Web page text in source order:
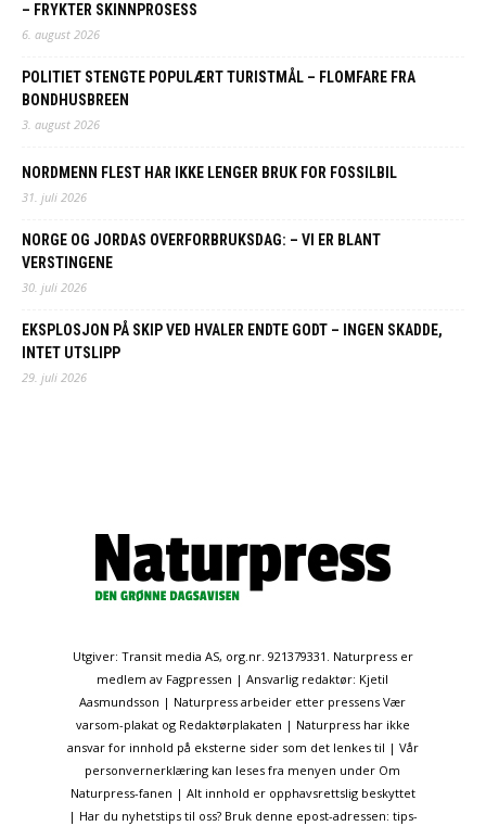
– FRYKTER SKINNPROSESS
6. august 2026
POLITIET STENGTE POPULÆRT TURISTMÅL – FLOMFARE FRA
BONDHUSBREEN
3. august 2026
NORDMENN FLEST HAR IKKE LENGER BRUK FOR FOSSILBIL
31. juli 2026
NORGE OG JORDAS OVERFORBRUKSDAG: – VI ER BLANT
VERSTINGENE
30. juli 2026
EKSPLOSJON PÅ SKIP VED HVALER ENDTE GODT – INGEN SKADDE,
INTET UTSLIPP
29. juli 2026
Utgiver: Transit media AS, org.nr. 921379331. Naturpress er
medlem av Fagpressen | Ansvarlig redaktør: Kjetil
Aasmundsson | Naturpress arbeider etter pressens Vær
varsom-plakat og Redaktørplakaten | Naturpress har ikke
ansvar for innhold på eksterne sider som det lenkes til | Vår
personvernerklæring kan leses fra menyen under Om
Naturpress-fanen | Alt innhold er opphavsrettslig beskyttet
| Har du nyhetstips til oss? Bruk denne epost-adressen: tips-